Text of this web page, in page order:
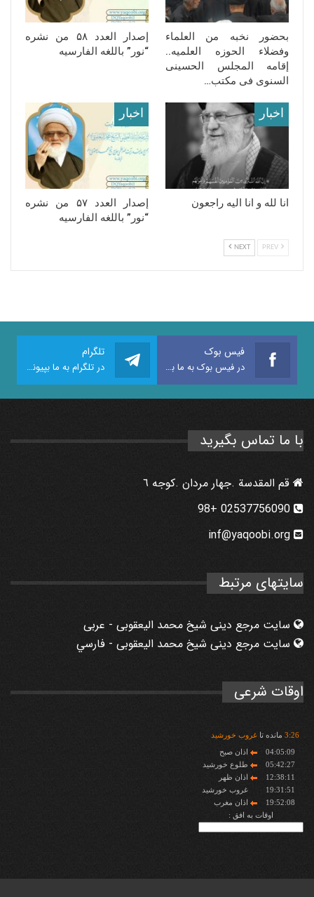
بحضور نخبه من العلماء
وفضلاء الحوزه العلمیه..
إقامه المجلس الحسینی
السنوی فی مکتب…
إصدار العدد ۵۸ من نشره
“نور” باللغه الفارسیه
اخبار
انا لله و انا الیه راجعون
اخبار
إصدار العدد ۵۷ من نشره
“نور” باللغه الفارسیه
NEXT
فیس بوک
در فیس بوک به ما بپیوندید
تلگرام
در تلگرام به ما بپیوندید
با ما تماس بگیرید
قم المقدسة .جهار مردان .كوجه ٦
inf@yaqoobi.org
سایتهای مرتبط
سایت مرجع دینی شیخ محمد الیعقوبی - عربی
سایت مرجع دینی شیخ محمد الیعقوبی - فارسي
اوقات شرعی
3:26 مانده تاغروب خورشید
04:05:09
اذان صبح
05:42:27
طلوع خورشید
12:38:11
اذان ظهر
19:31:51
غروب خورشید
19:52:08
اذان مغرب
اوقات به افق :